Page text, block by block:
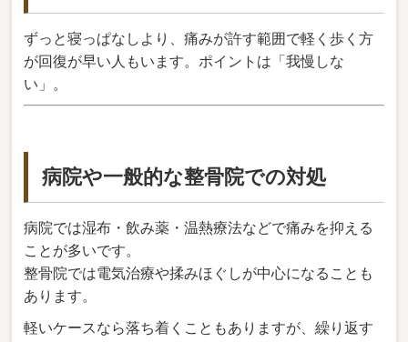
ずっと寝っぱなしより、痛みが許す範囲で軽く歩く方
が回復が早い人もいます。ポイントは「我慢しな
い」。
病院や一般的な整骨院での対処
病院では湿布・飲み薬・温熱療法などで痛みを抑える
ことが多いです。
整骨院では電気治療や揉みほぐしが中心になることも
あります。
軽いケースなら落ち着くこともありますが、繰り返す